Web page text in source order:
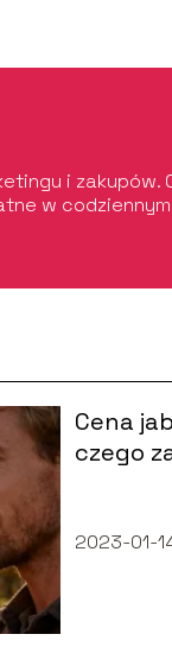
i zakupów.
w
Cena
czego
2023-01-